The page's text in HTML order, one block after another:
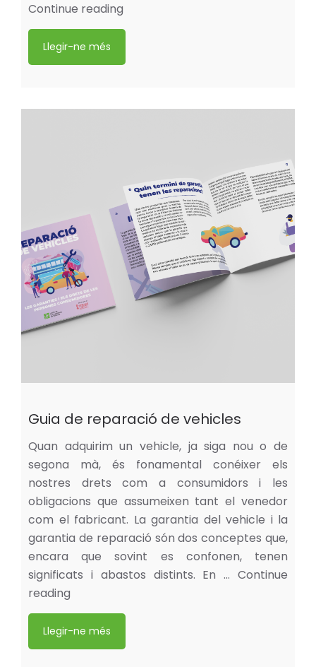
Continue reading
Llegir-ne més
Guia de reparació de vehicles
Quan adquirim un vehicle, ja siga nou o de
segona mà, és fonamental conéixer els
nostres drets com a consumidors i les
obligacions que assumeixen tant el venedor
com el fabricant. La garantia del vehicle i la
garantia de reparació són dos conceptes que,
encara que sovint es confonen, tenen
significats i abastos distints. En … Continue
reading
Llegir-ne més